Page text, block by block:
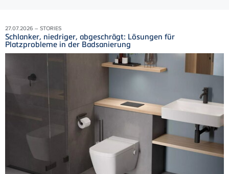
27.07.2026 – STORIES
Schlanker, niedriger, abgeschrägt: Lösungen für
Platzprobleme in der Badsanierung